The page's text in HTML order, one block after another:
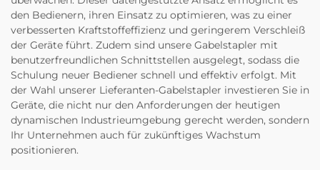
den Bedienern, ihren Einsatz zu optimieren, was zu einer
verbesserten Kraftstoffeffizienz und geringerem Verschleiß
der Geräte führt. Zudem sind unsere Gabelstapler mit
benutzerfreundlichen Schnittstellen ausgelegt, sodass die
Schulung neuer Bediener schnell und effektiv erfolgt. Mit
der Wahl unserer Lieferanten-Gabelstapler investieren Sie in
Geräte, die nicht nur den Anforderungen der heutigen
dynamischen Industrieumgebung gerecht werden, sondern
Ihr Unternehmen auch für zukünftiges Wachstum
positionieren.